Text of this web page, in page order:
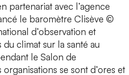
partenariat avec l’agence
le baromètre Clisève ©
d’observation et
du climat sur la santé au
le Salon de
organisations se sont d’ores et